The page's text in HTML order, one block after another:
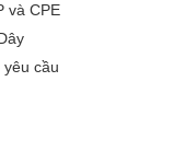
và CPE
cầu